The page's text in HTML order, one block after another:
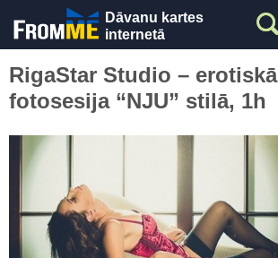
Dāvanu kartes
internetā
RigaStar Studio – erotiskā
fotosesija “NJU” stilā, 1h